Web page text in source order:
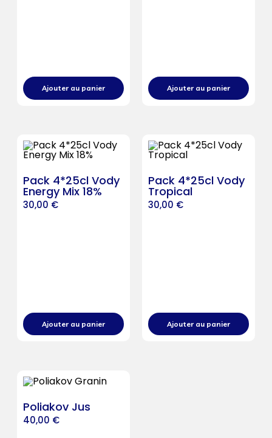
Ajouter au panier Ajouter au panier
Pack 4*25cl Vody
Energy Mix 18%
30,00 €
Ajouter au panier
Pack 4*25cl Vody
Tropical
30,00 €
Ajouter au panier
Poliakov Jus
40,00 €